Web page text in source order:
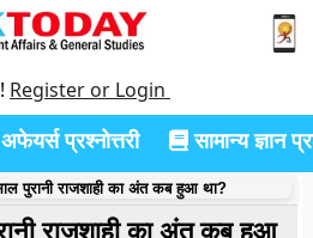
Register or Login
प्रश्नोत्तरी सामान्य ज्ञान
पुरानी राजशाही का अंत कब हुआ था?
राजशाही का अंत कब हुआ